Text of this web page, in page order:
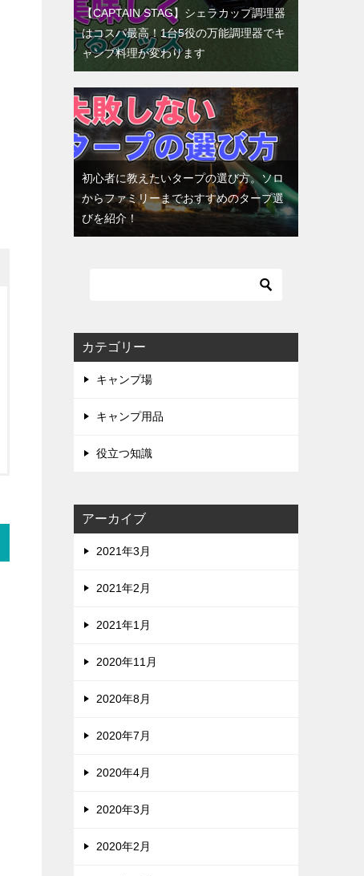
【CAPTAIN STAG】シェラカップ調理器
はコスパ最高！1台5役の万能調理器でキ
ャンプ料理が変わります
初心者に教えたいタープの選び方。ソロ
からファミリーまでおすすめのタープ選
びを紹介！
カテゴリー
キャンプ場
キャンプ用品
役立つ知識
アーカイブ
2021年3月
2021年2月
2021年1月
2020年11月
2020年8月
2020年7月
2020年4月
2020年3月
2020年2月